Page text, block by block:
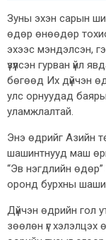
Зуны эхэн сарын
өдөр өнөөдөр
эхээс мэндэлсэн,
үзүүлсэн гурван үйл
бөгөөд Их дүйчэн
улс орнуудад
уламжлалтай.
Энэ өдрийг Азийн
шашинтнууд маш
“Эв нэгдлийн
оронд бурхны
Дүйчэн өдрийн гол
зөөлөн үг